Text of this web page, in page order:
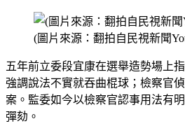
(圖片來源：翻拍自民視新聞
五年前立委段宜康在選舉造勢場上
強調說法不實就吞曲棍球；檢察官
案。監委如今以檢察官認事用法有
彈劾。